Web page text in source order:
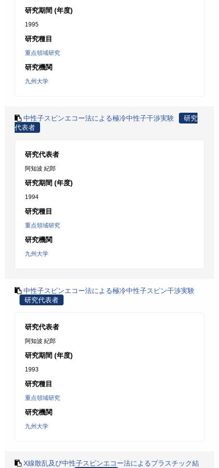
研究期間 (年度)
1995
研究種目
重点領域研究
研究機関
九州大学
中性子スピンエコー法による極冷中性子干渉実験
研究
代表者
研究代表者
阿知波 紀郎
研究期間 (年度)
1994
研究種目
重点領域研究
研究機関
九州大学
中性子スピンエコー法による極冷中性子スピン干渉実験
研究代表者
研究代表者
阿知波 紀郎
研究期間 (年度)
1993
研究種目
重点領域研究
研究機関
九州大学
X線散乱及び中性子スピンエコー法によるプラスチック結